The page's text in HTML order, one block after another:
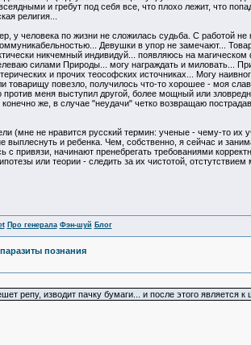
и гребут под себя все, что плохо лежит, что
религия...
у человека по жизни не сложилась судьба. С работой
Девушки в упор не замечают...
никчемный индивидуй... появляюсь на
силами Природы... могу награждать и миловать...
и прочих теософских источниках... Могу
повезло, получилось что-то хорошее - моя
меня выступил другой, более мощный или
же, в случае "неудачи" четко возвращаю
(мне не нравится русский термин: ученые - чему-то
выплеснуть и ребенка. Чем, собственно, я сейчас и
привязи, начинают пренебрегать требованиями
или теории - следить за их чистотой,
Про генерала Фэн-шуй Блог
познания
репу, изводит пачку бумаги... и после этого является к